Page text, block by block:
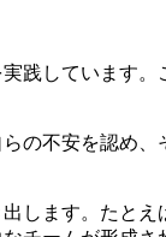
践しています
の不安を認め
します。たと